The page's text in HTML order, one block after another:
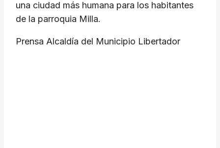
una ciudad más humana para los habitantes
de la parroquia Milla.
Prensa Alcaldía del Municipio Libertador